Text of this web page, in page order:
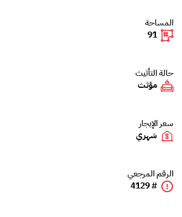
المساحة
91
حالة التأثيث
مؤثث
سعر الإيجار
شهري
الرقم المرجعي
# 4129